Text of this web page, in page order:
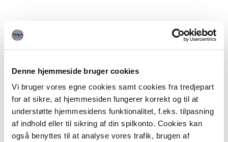
Denne hjemmeside bruger cookies
Vi bruger vores egne cookies samt cookies fra tredjepart
for at sikre, at hjemmesiden fungerer korrekt og til at
understøtte hjemmesidens funktionalitet, f.eks. tilpasning
af indhold eller til sikring af din spilkonto. Cookies kan
også benyttes til at analyse vores trafik, brugen af